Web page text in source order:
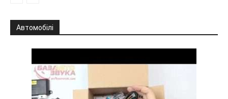
Автомобілі